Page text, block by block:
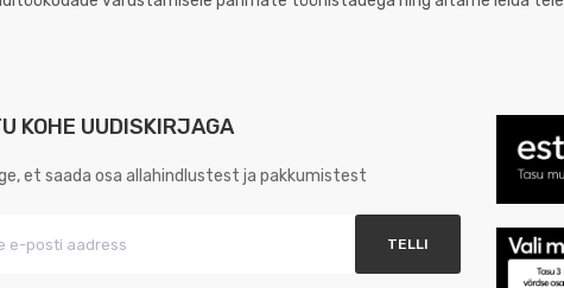
KOHE UUDISKIRJAGA
et saada osa allahindlustest ja pakkumistest